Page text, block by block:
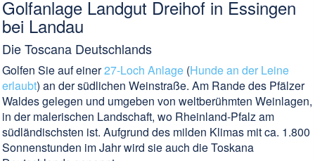
Golfanlage Landgut Dreihof in Essingen
bei Landau
Die Toscana Deutschlands
Golfen Sie auf einer27-Loch Anlage (Hunde an der Leine
erlaubt) an der südlichen Weinstraße. Am Rande des Pfälzer
Waldes gelegen und umgeben von weltberühmten Weinlagen,
in der malerischen Landschaft, wo Rheinland-Pfalz am
südländischsten ist. Aufgrund des milden Klimas mit ca. 1.800
Sonnenstunden im Jahr wird sie auch die Toskana